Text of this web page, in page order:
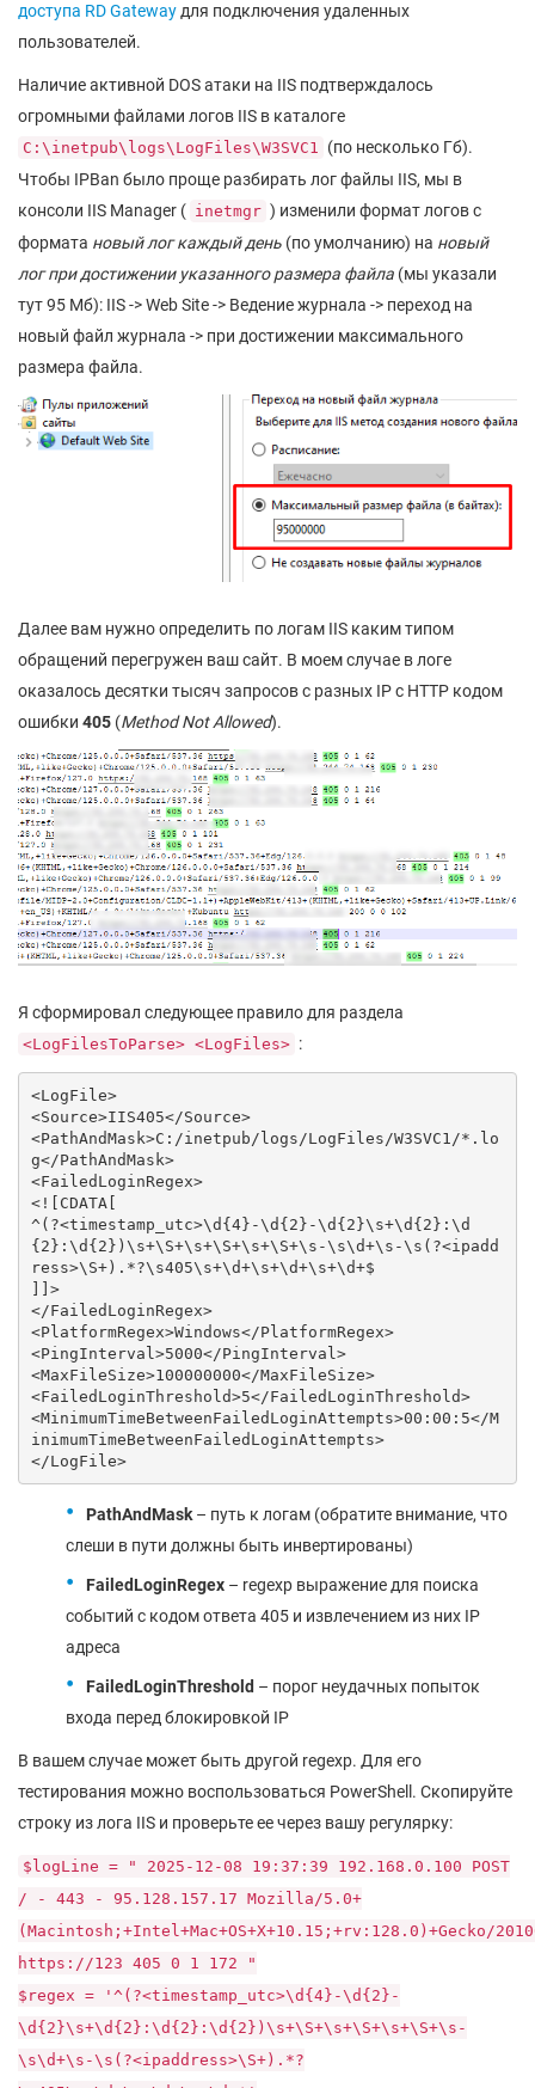
доступа RD Gateway для подключения удаленных
пользователей.
Наличие активной DOS атаки на IIS подтверждалось
огромными файлами логов IIS в каталоге
C:\inetpub\logs\LogFiles\W3SVC1
(по несколько Гб).
Чтобы IPBan было проще разбирать лог файлы IIS, мы в
консоли IIS Manager ( inetmgr ) изменили формат логов с
формата новый лог каждый день (по умолчанию) на новый
лог при достижении указанного размера файла (мы указали
тут 95 Мб): IIS -> Web Site -> Ведение журнала -> переход на
новый файл журнала -> при достижении максимального
размера файла.
Далее вам нужно определить по логам IIS каким типом
обращений перегружен ваш сайт. В моем случае в логе
оказалось десятки тысяч запросов с разных IP с HTTP кодом
ошибки 405 (Method Not Allowed).
Я сформировал следующее правило для раздела
<LogFilesToParse> <LogFiles> :
<LogFile>
<Source>IIS405</Source>
<PathAndMask>C:/inetpub/logs/LogFiles/W3SVC1/*.lo
g</PathAndMask>
<FailedLoginRegex>
<![CDATA[
^(?<timestamp_utc>\d{4}-\d{2}-\d{2}\s+\d{2}:\d
{2}:\d{2})\s+\S+\s+\S+\s+\S+\s-\s\d+\s-\s(?<ipadd
ress>\S+).*?\s405\s+\d+\s+\d+\s+\d+$
]]>
</FailedLoginRegex>
<PlatformRegex>Windows</PlatformRegex>
<PingInterval>5000</PingInterval>
<MaxFileSize>100000000</MaxFileSize>
<FailedLoginThreshold>5</FailedLoginThreshold>
<MinimumTimeBetweenFailedLoginAttempts>00:00:5</M
inimumTimeBetweenFailedLoginAttempts>
</LogFile>
PathAndMask – путь к логам (обратите внимание, что
слеши в пути должны быть инвертированы)
FailedLoginRegex – regexp выражение для поиска
событий с кодом ответа 405 и извлечением из них IP
адреса
FailedLoginThreshold – порог неудачных попыток
входа перед блокировкой IP
В вашем случае может быть другой regexp. Для его
тестирования можно воспользоваться PowerShell. Скопируйте
строку из лога IIS и проверьте ее через вашу регулярку:
$logLine = " 2025-12-08 19:37:39 192.168.0.100 POST
/ - 443 - 95.128.157.17 Mozilla/5.0+
(Macintosh;+Intel+Mac+OS+X+10.15;+rv:128.0)+Gecko/
https://123 405 0 1 172 "
$regex = '^(?<timestamp_utc>\d{4}-\d{2}-
\d{2}\s+\d{2}:\d{2}:\d{2})\s+\S+\s+\S+\s+\S+\s-
\s\d+\s-\s(?<ipaddress>\S+).*?